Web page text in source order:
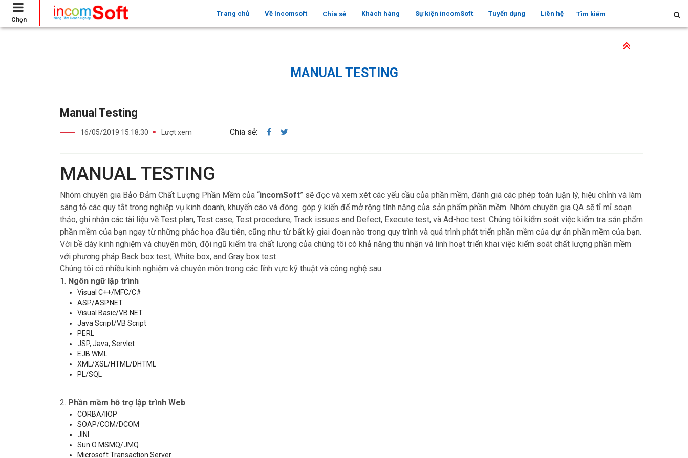
Chọn
Trang chủ Về Incomsoft Chia sẻ Khách hàng Sự kiện incomSoft Tuyển dụng Liên hệ
Trang chủ Manual Testing
MANUAL TESTING
Manual Testing
16/05/2019 15:18:30 Lượt xem Chia sẻ:
MANUAL TESTING
Nhóm chuyên gia Bảo Đảm Chất Lượng Phần Mềm của “incomSoft” sẽ đọc và xem xét các yếu cầu của phần mềm, đánh giá các phép toán luận lý, hiệu chỉnh và làm
sáng tỏ các quy tắt trong nghiệp vụ kinh doanh, khuyến cáo và đóng góp ý kiến để mở rộng tính năng của sản phẩm phần mềm. Nhóm chuyên gia QA sẽ tỉ mỉ soạn
thảo, ghi nhận các tài liệu về Test plan, Test case, Test procedure, Track issues and Defect, Execute test, và Ad-hoc test. Chúng tôi kiểm soát việc kiểm tra sản phẩm
phần mềm của bạn ngay từ những phác họa đầu tiên, cũng như từ bất kỳ giai đoạn nào trong quy trình và quá trình phát triển phần mềm của dự án phần mềm của bạn.
Với bề dày kinh nghiệm và chuyên môn, đội ngũ kiểm tra chất lượng của chúng tôi có khả năng thu nhận và linh hoạt triển khai việc kiểm soát chất lượng phần mềm
với phương pháp Back box test, White box, and Gray box test
Chúng tôi có nhiều kinh nghiệm và chuyên môn trong các lĩnh vực kỹ thuật và công nghệ sau:
1. Ngôn ngữ lập trình
Visual C++/MFC/C#
ASP/ASP.NET
Visual Basic/VB.NET
Java Script/VB Script
PERL
JSP, Java, Servlet
EJB WML
XML/XSL/HTML/DHTML
PL/SQL
2. Phần mềm hỗ trợ lập trình Web
CORBA/IIOP
SOAP/COM/DCOM
JINI
Sun O MSMQ/JMQ
Microsoft Transaction Server